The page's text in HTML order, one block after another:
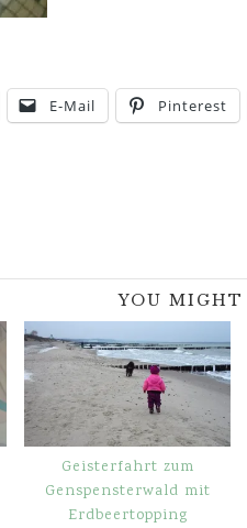
E-Mail Pinterest
YOU
Geisterfahrt zum
Genspensterwald mit
Erdbeertopping